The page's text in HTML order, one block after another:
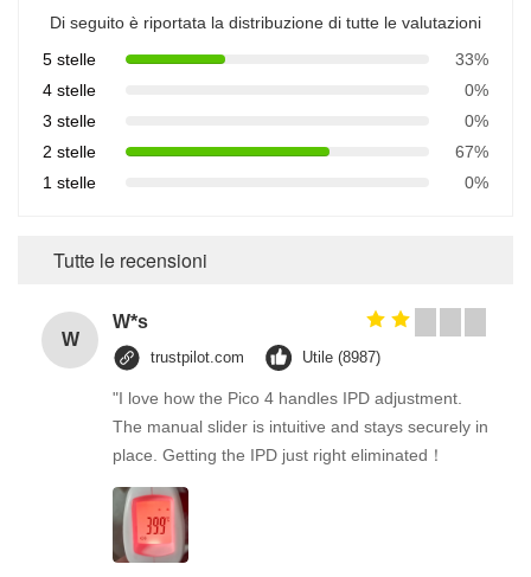
Di seguito è riportata la distribuzione di tutte le valutazioni
5 stelle
33%
4 stelle
0%
3 stelle
0%
2 stelle
67%
1 stelle
0%
Tutte le recensioni
W
W*s
trustpilot.com Utile (8987)
"I love how the Pico 4 handles IPD adjustment.
The manual slider is intuitive and stays securely in
place. Getting the IPD just right eliminated！